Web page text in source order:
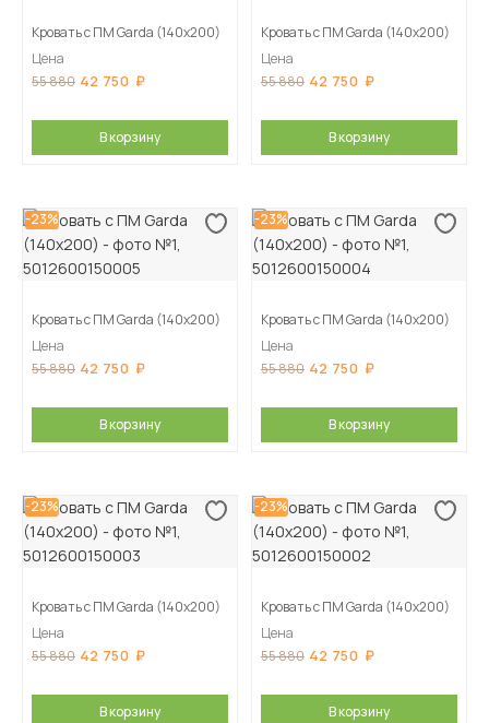
Кровать с ПМ Garda (140х200)
Цена
55 880 42 750
В корзину
Кровать с ПМ Garda (140х200)
Цена
55 880 42 750
В корзину
-23%
Кровать с ПМ Garda (140х200)
Цена
55 880 42 750
В корзину
-23%
Кровать с ПМ Garda (140х200)
Цена
55 880 42 750
В корзину
-23%
Кровать с ПМ Garda (140х200)
Цена
55 880 42 750
В корзину
-23%
Кровать с ПМ Garda (140х200)
Цена
55 880 42 750
В корзину